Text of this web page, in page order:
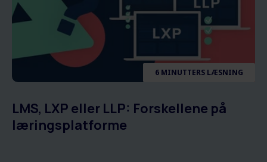
6 MINUTTERS LÆSNING
LMS, LXP eller LLP: Forskellene på
læringsplatforme